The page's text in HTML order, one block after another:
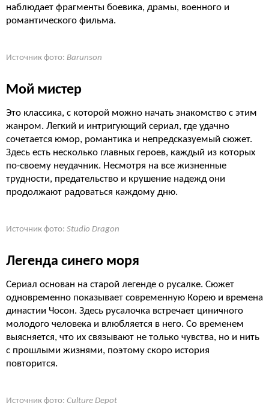
наблюдает фрагменты боевика, драмы, военного и
романтического фильма.
Источник фото: Barunson
Мой мистер
Это классика, с которой можно начать знакомство с этим
жанром. Легкий и интригующий сериал, где удачно
сочетается юмор, романтика и непредсказуемый сюжет.
Здесь есть несколько главных героев, каждый из которых
по-своему неудачник. Несмотря на все жизненные
трудности, предательство и крушение надежд они
продолжают радоваться каждому дню.
Источник фото: Studio Dragon
Легенда синего моря
Сериал основан на старой легенде о русалке. Сюжет
одновременно показывает современную Корею и времена
династии Чосон. Здесь русалочка встречает циничного
молодого человека и влюбляется в него. Со временем
выясняется, что их связывают не только чувства, но и нить
с прошлыми жизнями, поэтому скоро история
повторится.
Источник фото: Culture Depot